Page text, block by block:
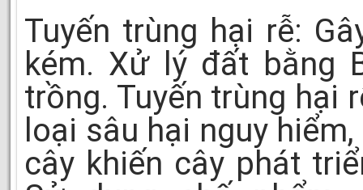
Tuyến trùng hại rễ:
kém. Xử lý đất bằng
trồng. Tuyến trùng hại
loại sâu hại nguy
cây khiến cây phát